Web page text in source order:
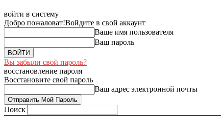
войти в систему
Добро пожаловат!Войдите в свой аккаунт
Ваше имя пользователя
Ваш пароль
Вы забыли свой пароль?
восстановление пароля
Восстановите свой пароль
Ваш адрес электронной почты
Поиск